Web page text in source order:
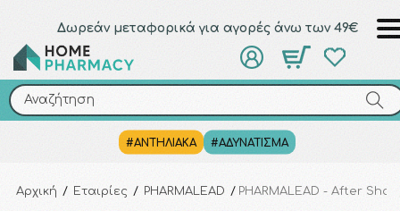
Δωρεάν μεταφορικά για αγορές άνω των 49€
Αναζήτηση
#ΑΝΤΗΛΙΑΚΑ #ΑΔΥΝΑΤΙΣΜΑ
Αναζήτηση
Αρχική / Εταιρίες / PHARMALEAD / PHARMALEAD - After